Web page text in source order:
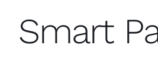
Smart